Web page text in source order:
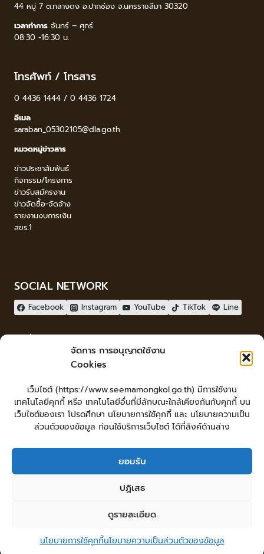
จัดการ การอนุญาตใช้งาน
Cookies
เว็บไซต์ (https://www.seemamongkol.go.th) มีการใช้งาน
เทคโนโลยีคุกกี้ หรือ เทคโนโลยีอื่นที่มีลักษณะใกล้เคียงกันกับคุกกี้ บน
เว็บไซต์ของเรา โปรดศึกษา นโยบายการใช้คุกกี้ และ นโยบายความเป็น
ส่วนตัวของข้อมูล ก่อนใช้บริการเว็บไซต์ ได้ที่ลิงค์ด้านล่าง
ยอมรับ
ปฏิเสธ
ดูรายละเอียด
นโยบายการใช้คุกกี้นโยบายความเป็นส่วนตัวของข้อมูล
44 หมู่ 7 ต.กลางดง อ.ปากช่อง จ.นครราชสีมา 30320
เวลาทำการ จันทร์ – ศุกร์
08:30 -16:30 น.
โทรศัพท์ / โทรสาร
0 4436 1444 / 0 4436 1724
อีเมล
saraban_05302105@dla.go.th
หมวดหมู่ข่าวสาร
ข่าวประชาสัมพันธ์
กิจกรรม/โครงการ
ข่าวรับสมัครงาน
ข่าวจัดซื้อ-จัดจ้าง
รายงานงบการเงิน
สขร.1
SOCIAL NETWORK
Facebook Instagram YouTube TikTok Line
72
LopburiWebdesign.com
Login
เข้าสู่ระบบ
หน้าหลัก ยื่นคำร้องทั่วไป
ร้องเรียน-ร้องทุกข์ แสดงความคิดเห็น
ศูนย์ข้อมูลข่าวสารเทศบาลตำบลสีมามงคล